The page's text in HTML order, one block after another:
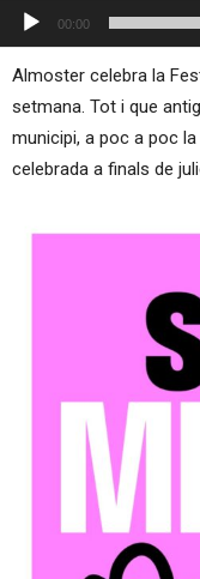
Reproductor
d'àudio
00:00
Almoster celebra la
setmana. Tot i que
municipi, a poc a poc
celebrada a finals de